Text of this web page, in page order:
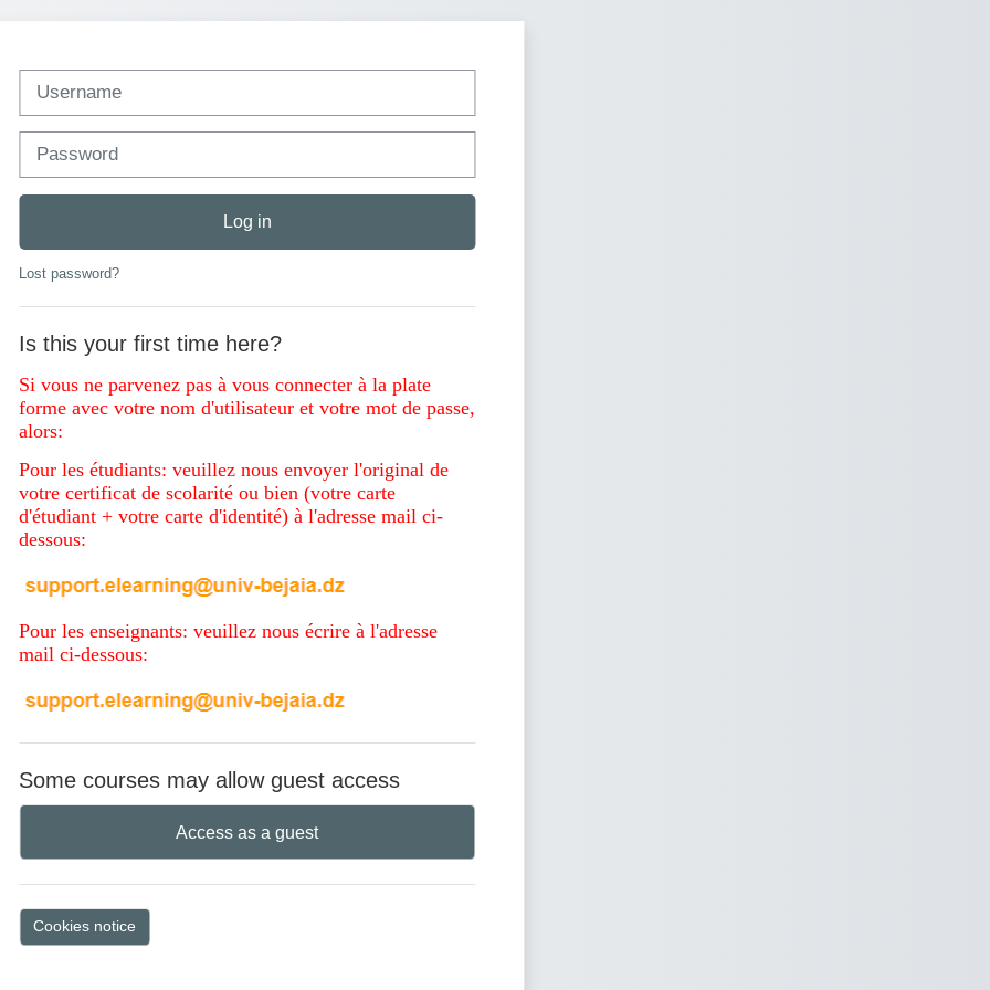
Log in
Lost password?
Is this your first time here?
Si vous ne parvenez pas à vous connecter à la plate
forme avec votre nom d'utilisateur et votre mot de passe,
alors:
Pour les étudiants: veuillez nous envoyer l'original de
votre certificat de scolarité ou bien (votre carte
d'étudiant + votre carte d'identité) à l'adresse mail ci-
dessous:
Pour les enseignants: veuillez nous écrire à l'adresse
mail ci-dessous:
Some courses may allow guest access
Access as a guest
Cookies notice